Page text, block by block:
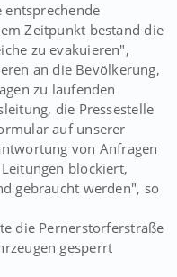
entsprechende
Zeitpunkt bestand die
zu evakuieren",
an die Bevölkerung,
zu laufenden
die Pressestelle
auf unserer
von Anfragen
blockiert,
gebraucht werden", so
die Pernerstorferstraße
gesperrt